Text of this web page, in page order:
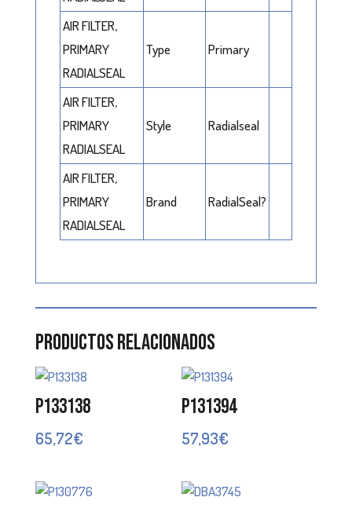
AIR FILTER,
PRIMARY
RADIALSEAL
Type Primary
AIR FILTER,
PRIMARY
RADIALSEAL
Style Radialseal
AIR FILTER,
PRIMARY
RADIALSEAL
Brand RadialSeal?
Productos relacionados
P133138
65,72€
P131394
57,93€